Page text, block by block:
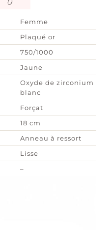
Femme
Plaqué or
750/1000
Jaune
Oxyde de zirconium
blanc
Forçat
18 cm
Anneau à ressort
Lisse
–